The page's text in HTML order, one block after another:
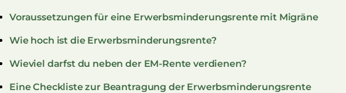
Voraussetzungen für eine Erwerbsminderungsrente mit Migräne
Wie hoch ist die Erwerbsminderungsrente?
Wieviel darfst du neben der EM-Rente verdienen?
Eine Checkliste zur Beantragung der Erwerbsminderungsrente